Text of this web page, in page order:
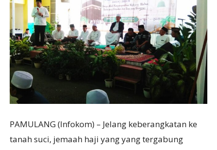
PAMULANG (Infokom) – Jelang keberangkatan ke
tanah suci, jemaah haji yang yang tergabung